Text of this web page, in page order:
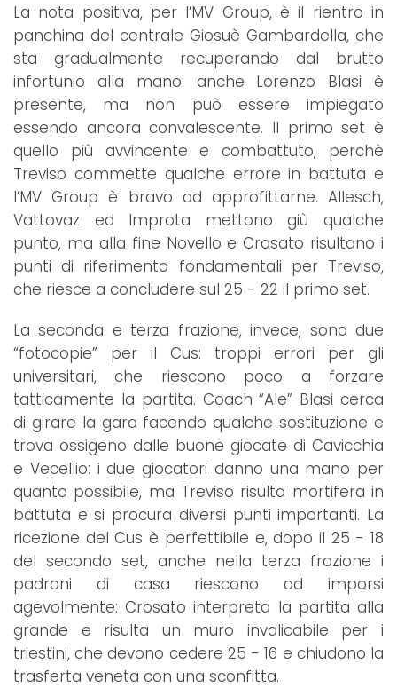
La nota positiva, per l’MV Group, è il rientro in
panchina del centrale Giosuè Gambardella, che
sta gradualmente recuperando dal brutto
infortunio alla mano: anche Lorenzo Blasi è
presente, ma non può essere impiegato
essendo ancora convalescente. Il primo set è
quello più avvincente e combattuto, perchè
Treviso commette qualche errore in battuta e
l’MV Group è bravo ad approfittarne. Allesch,
Vattovaz ed Improta mettono giù qualche
punto, ma alla fine Novello e Crosato risultano i
punti di riferimento fondamentali per Treviso,
che riesce a concludere sul 25 - 22 il primo set.
La seconda e terza frazione, invece, sono due
“fotocopie” per il Cus: troppi errori per gli
universitari, che riescono poco a forzare
tatticamente la partita. Coach “Ale” Blasi cerca
di girare la gara facendo qualche sostituzione e
trova ossigeno dalle buone giocate di Cavicchia
e Vecellio: i due giocatori danno una mano per
quanto possibile, ma Treviso risulta mortifera in
battuta e si procura diversi punti importanti. La
ricezione del Cus è perfettibile e, dopo il 25 - 18
del secondo set, anche nella terza frazione i
padroni di casa riescono ad imporsi
agevolmente: Crosato interpreta la partita alla
grande e risulta un muro invalicabile per i
triestini, che devono cedere 25 - 16 e chiudono la
trasferta veneta con una sconfitta.